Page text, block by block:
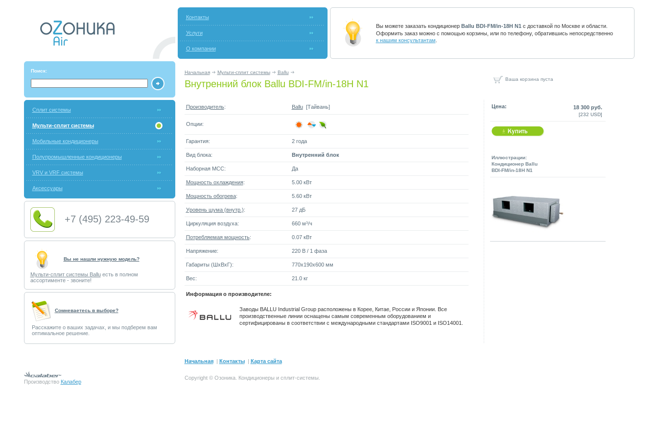
Контакты
Услуги
О компании
Вы можете заказать кондиционер Ballu BDI-FM/in-18H N1 с доставкой по Москве и области.
Оформить заказ можно с помощью корзины, или по телефону, обратившись непосредственно
к нашим консультантам
Поиск: Начальная Мульти-сплит системы Ballu
Внутренний блок Ballu BDI-FM/in-18H N1 Ваша корзина пуста
Сплит системы
Мульти-сплит системы
Мобильные кондиционеры
Полупромышленные кондиционеры
VRV и VRF системы
Аксессуары
+7 (495) 223-49-59
Вы не нашли нужную модель?
Мульти-сплит системы Balluесть в полном
ассортименте - звоните!
Cомневаетесь в выборе?
Расскажите о ваших задачах, и мы подберем вам
оптимальное решение.
Производитель: Ballu[Тайвань]
Опции:
Гарантия: 2 года
Вид блока: Внутренний блок
Наборная МСС: Да
Мощность охлаждения: 5.00 кВт
Мощность обогрева: 5.60 кВт
Уровень шума (внутр.): 27 дБ
Циркуляция воздуха: 660 м³/ч
Потребляемая мощность: 0.07 кВт
Напряжение: 220 В / 1 фаза
Габариты (ШxВxГ): 770x190x600 мм
Вес: 21.0 кг
Информация о производителе:
Заводы BALLU Industrial Group расположены в Корее, Китае, России и Японии. Все
производственные линии оснащены самым современным оборудованием и
сертифицированы в соответствии с международными стандартами ISO9001 и ISO14001.
Цена: 18 300 руб.
[232 USD]
Иллюстрации:
Кондиционер Ballu
BDI-FM/in-18H N1
Начальная| Контакты| Карта сайта
Производство Калабер
Copyright © Озоника. Кондиционеры и сплит-системы